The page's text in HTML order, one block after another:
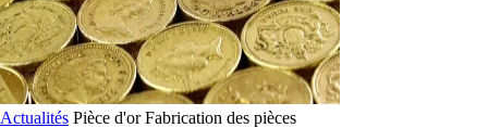
Actualités Pièce d'or Fabrication des pièces